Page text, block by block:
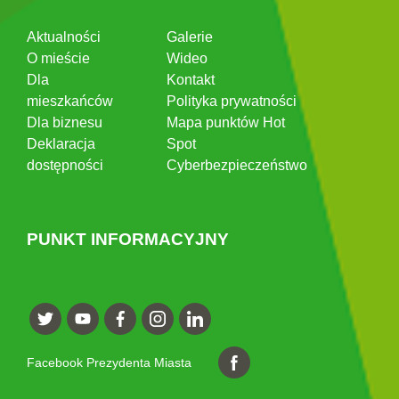
Aktualności
O mieście
Dla
mieszkańców
Dla biznesu
Deklaracja
dostępności
Galerie
Wideo
Kontakt
Polityka prywatności
Mapa punktów Hot
Spot
Cyberbezpieczeństwo
PUNKT INFORMACYJNY
Facebook Prezydenta Miasta